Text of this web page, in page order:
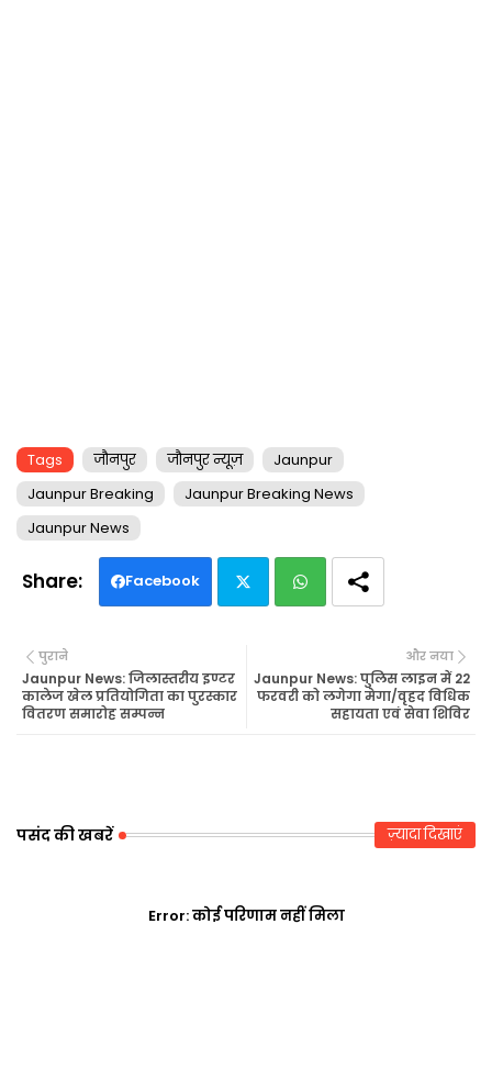
Tags जौनपुर जौनपुर न्यूज़
Jaunpur
Jaunpur Breaking
Jaunpur Breaking News
Jaunpur News
Facebook
tte ats
और नया
Jaunpur News: पुलिस लाइन में 22
फरवरी को लगेगा मेगा/वृहद विधिक
सहायता एवं सेवा शिविर
पुराने
Jaunpur News: जिलास्तरीय इण्टर
कालेज खेल प्रतियोगिता का पुरस्कार
वितरण समारोह सम्पन्न
पसंद की खबरें ज़्यादा दिखाएं
Error:कोई परिणाम नहीं मिला